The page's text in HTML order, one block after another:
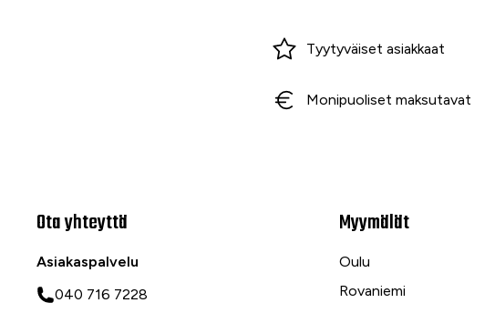
Tyytyväiset asiakkaat
Monipuoliset maksutavat
Ota yhteyttä
Asiakaspalvelu
040 716 7228
Myymälät
Oulu
Rovaniemi